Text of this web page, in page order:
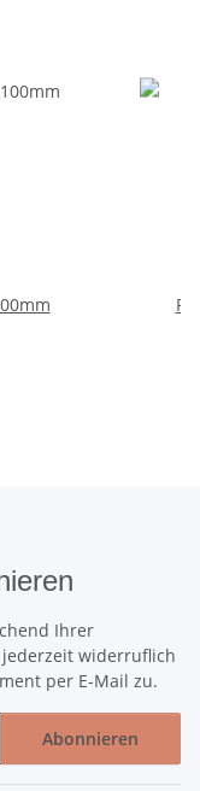
Ihrer
widerruflich
per E-Mail zu.
Abonnieren